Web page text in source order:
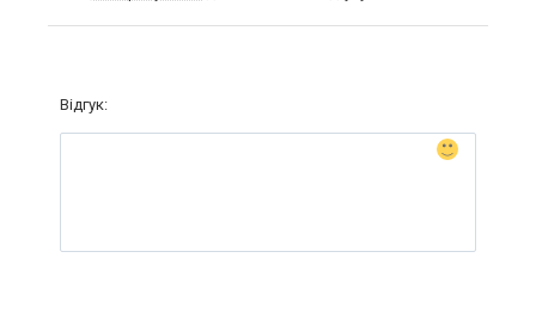
Відгук: